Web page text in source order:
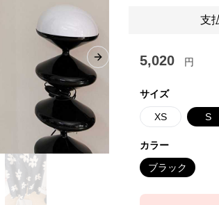
Next slide
支
5,020 円
サイズ
XS S
カラー
ブラック